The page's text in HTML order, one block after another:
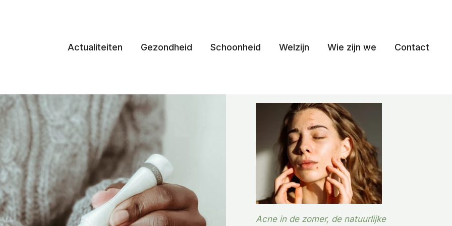
Actualiteiten Gezondheid Schoonheid Welzijn Wie zijn we Contact
Acne in de zomer, de natuurlijke